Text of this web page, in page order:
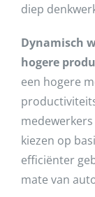
diep
Dynamisch
hogere
een hogere
kiezen op
efficiënter
mate van